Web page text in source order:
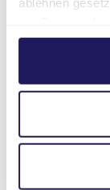
Weitere
die
Dadurch
getragen.